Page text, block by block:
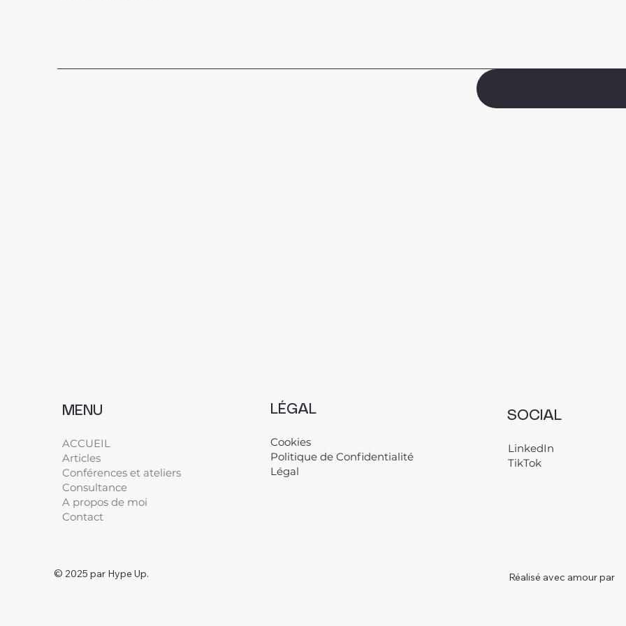
Réalisé avec amour par
LÉGAL
Cookies
Politique de Confidentialité
Légal
SOCIAL
LinkedIn
TikTok
MENU
ACCUEIL
Articles
Conférences et ateliers
Consultance
A propos de moi
Contact
© 2025 par Hype Up.